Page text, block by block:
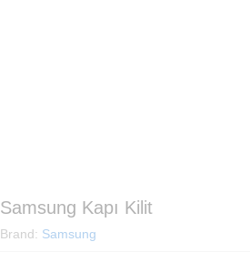
Samsung Kapı Kilit
Brand: Samsung